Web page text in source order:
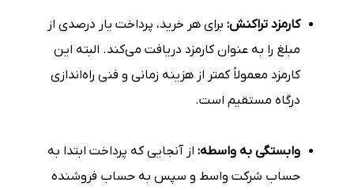
کارمزد تراکنش: برای هر خرید، پرداخت یار درصدی از
مبلغ را به عنوان کارمزد دریافت می‌کند. البته این
کارمزد معمولاً کمتر از هزینه زمانی و فنی راه‌اندازی
درگاه مستقیم است.
وابستگی به واسطه: از آنجایی که پرداخت ابتدا به
حساب شرکت واسط و سپس به حساب فروشنده